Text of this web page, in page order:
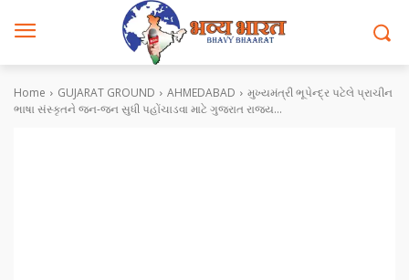
Home GUJARAT GROUND AHMEDABAD
મુખ્યમંત્રી ભૂપેન્દ્ર પટેલે પ્રાચીન
ભાષા સંસ્કૃતને જન-જન સુધી પહોંચાડવા માટે ગુજરાત રાજ્ય...